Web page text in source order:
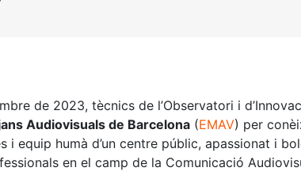
de 2023, tècnics de l’Observatori i
Audiovisuals de Barcelona (EMAV) per
i equip humà d’un centre públic, apassionat i
en el camp de la Comunicació